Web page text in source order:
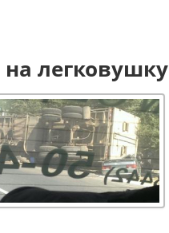
легковушку